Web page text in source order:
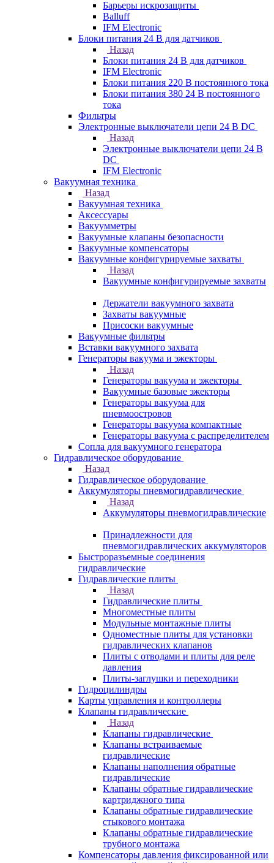
Барьеры искрозащиты
Balluff
IFM Electronic
Блоки питания 24 В для датчиков
Назад
Блоки питания 24 В для датчиков
IFM Electronic
Блоки питания 220 В постоянного тока
Блоки питания 380 24 В постоянного
тока
Фильтры
Электронные выключатели цепи 24 В DC
Назад
Электронные выключатели цепи 24 В
DC
IFM Electronic
Вакуумная техника
Назад
Вакуумная техника
Аксессуары
Вакуумметры
Вакуумные клапаны безопасности
Вакуумные компенсаторы
Вакуумные конфигурируемые захваты
Назад
Вакуумные конфигурируемые захваты
Держатели вакуумного захвата
Захваты вакуумные
Присоски вакуумные
Вакуумные фильтры
Вставки вакуумного захвата
Генераторы вакуума и эжекторы
Назад
Генераторы вакуума и эжекторы
Вакуумные базовые эжекторы
Генераторы вакуума для
пневмоостровов
Генераторы вакуума компактные
Генераторы вакуума с распределителем
Сопла для вакуумного генератора
Гидравлическое оборудование
Назад
Гидравлическое оборудование
Аккумуляторы пневмогидравлические
Назад
Аккумуляторы пневмогидравлические
Принадлежности для
пневмогидравлических аккумуляторов
Быстроразъемные соединения
гидравлические
Гидравлические плиты
Назад
Гидравлические плиты
Многоместные плиты
Модульные монтажные плиты
Одноместные плиты для установки
гидравлических клапанов
Плиты с отводами и плиты для реле
давления
Плиты-заглушки и переходники
Гидроцилиндры
Карты управления и контроллеры
Клапаны гидравлические
Назад
Клапаны гидравлические
Клапаны встраиваемые
гидравлические
Клапаны наполнения обратные
гидравлические
Клапаны обратные гидравлические
картриджного типа
Клапаны обратные гидравлические
стыкового монтажа
Клапаны обратные гидравлические
трубного монтажа
Компенсаторы давления фиксированной или